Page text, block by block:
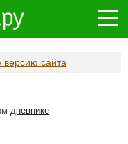
версию сайта
дневнике